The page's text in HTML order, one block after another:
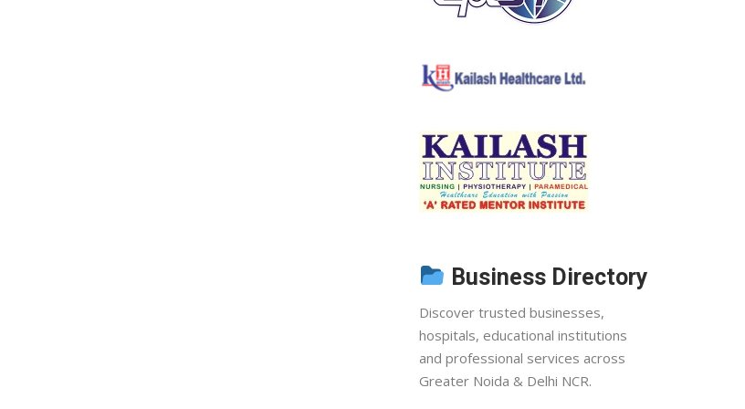
Business Directory
Discover trusted businesses,
hospitals, educational institutions
and professional services across
Greater Noida & Delhi NCR.